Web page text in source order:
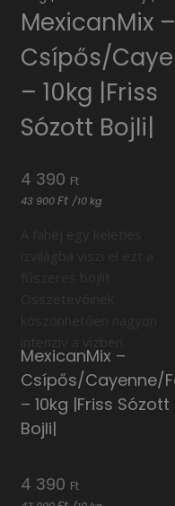
MexicanMix –
Csípős/
– 10kg |Friss
Sózott Bojli|
4 390 Ft
43 900Ft /10 kg
MexicanMix –
Csípős/Cayenne/
– 10kg |Friss Sózott
Bojli|
4 390 Ft